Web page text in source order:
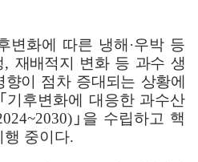
변화에 따른 냉해·우박 등
, 재배적지 변화 등 과수 생
이 점차 증대되는 상황에
｢기후변화에 대응한 과수산
｣ 을 수립하고 핵
행 중이다.